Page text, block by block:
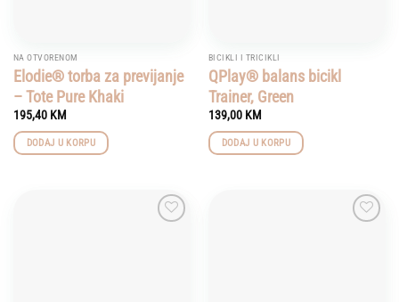
NA OTVORENOM
Elodie® torba za previjanje
– Tote Pure Khaki
195,40 KM
DODAJ U KORPU
BICIKLI I TRICIKLI
QPlay® balans bicikl
Trainer, Green
139,00 KM
DODAJ U KORPU